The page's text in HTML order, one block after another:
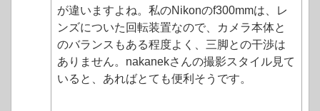
が違いますよね。私のNikonのf300mmは、レ
ンズについた回転装置なので、カメラ本体と
のバランスもある程度よく、三脚との干渉は
ありません。nakanekさんの撮影スタイル見て
いると、あればとても便利そうです。